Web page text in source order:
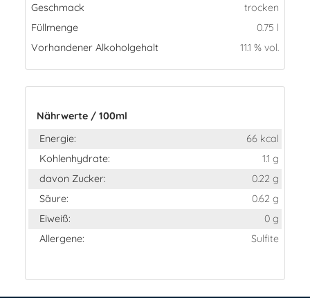
Geschmack
trocken
Füllmenge
0.75 l
Vorhandener Alkoholgehalt
11.1 % vol.
Nährwerte / 100ml
Energie:
66 kcal
Kohlenhydrate:
1.1 g
davon Zucker:
0.22 g
Säure:
0.62 g
Eiweiß:
0 g
Allergene:
Sulfite